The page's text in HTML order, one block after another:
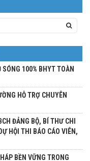
100% BHYT TOÀN
HỖ TRỢ CHUYÊN
ĐẢNG BỘ, BÍ THƯ CHI
HỘI THI BÁO CÁO VIÊN,
BỀN VỮNG TRONG